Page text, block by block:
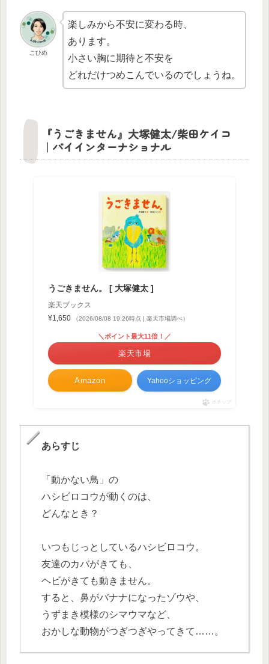
こひめ
楽しみから不安に変わる時、
あります。
小さい胸に期待と不安を
どれだけつめこんでいるのでしょうね。
『うごきません』大塚健太/柴田ケイコ
｜パイインターナショナル
うごきません。 [ 大塚健太 ]
楽天ブックス
¥1,650
（2026/08/08 19:26時点 | 楽天市場調べ）
Amazon
＼ポイント最大11倍！／
楽天市場
Yahooショッピング
ポチップ
あらすじ
「動かない鳥」の
ハシビロコウが動くのは、
どんなとき？
いつもじっとしているハシビロコウ。
友達のカバがきても、
ヘビがきても動きません。
すると、鼻がバナナになったゾウや、
うずまき模様のシマウマなど、
おかしな動物がつぎつぎやってきて……。